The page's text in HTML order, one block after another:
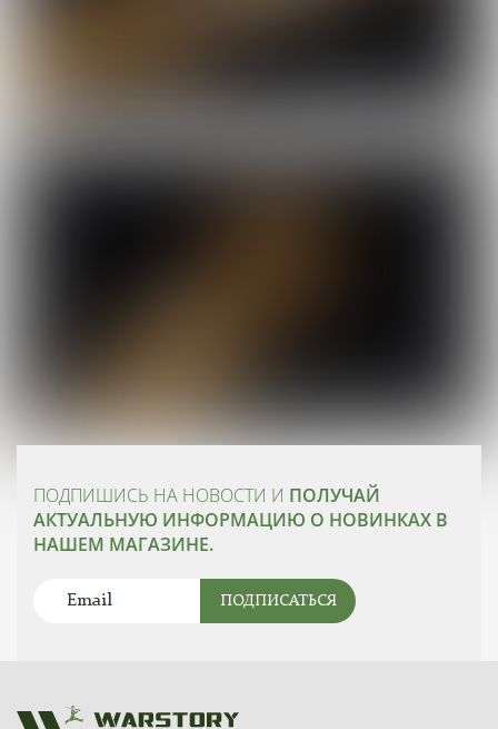
ПОДПИШИСЬ НА НОВОСТИ И ПОЛУЧАЙ
АКТУАЛЬНУЮ ИНФОРМАЦИЮ О НОВИНКАХ В
НАШЕМ МАГАЗИНЕ.
ПОДПИСАТЬСЯ